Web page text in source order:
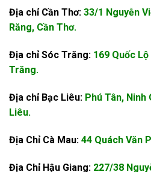
Địa chỉ Cần Thơ: 33/1 Nguyễn
Răng, Cần Thơ.
Địa chỉ Sóc Trăng: 169 Quốc
Trăng.
Địa chỉ Bạc Liêu: Phú Tân, Ninh
Liêu.
Địa Chỉ Cà Mau: 44 Quách Văn
Địa Chỉ Hậu Giang: 227/38